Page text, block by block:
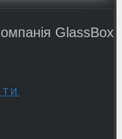
GlassBox